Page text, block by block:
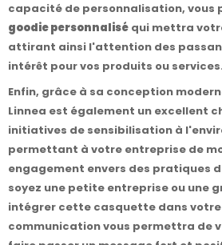
capacité de personnalisation, vous
goodie personnalisé qui mettra
attirant ainsi l'attention des
intérêt pour vos produits ou services.
Enfin, grâce à sa conception
Linnea est également un excellent
initiatives de sensibilisation à
permettant à votre entreprise de
engagement envers des pratiques
soyez une petite entreprise ou une
intégrer cette casquette dans
communication vous permettra de